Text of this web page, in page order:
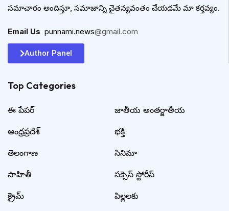
సమాచారం అందిస్తూ, సమాజాన్ని చైతన్యవంతం చేయడమే మా కర్తవ్యం.
Email Us punnami.news@gmail.com
Author Panel
Top Categories​
ఈ పేపర్
ఆంధ్రప్రదేశ్
తెలంగాణ
సాహితీ
క్రైమ్
జాతీయ అంతర్జాతీయ
భక్తి
సినిమా
సక్సెస్ స్టోరీస్
పిల్లలకు